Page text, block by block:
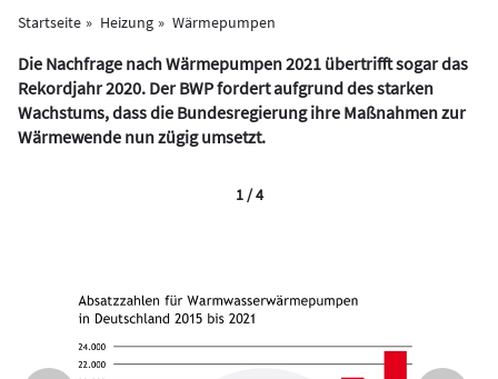
Startseite Heizung Wärmepumpen
Die Nachfrage nach Wärmepumpen 2021 übertrifft sogar das
Rekordjahr 2020. Der BWP fordert aufgrund des starken
Wachstums, dass die Bundesregierung ihre Maßnahmen zur
Wärmewende nun zügig umsetzt.
1 / 4